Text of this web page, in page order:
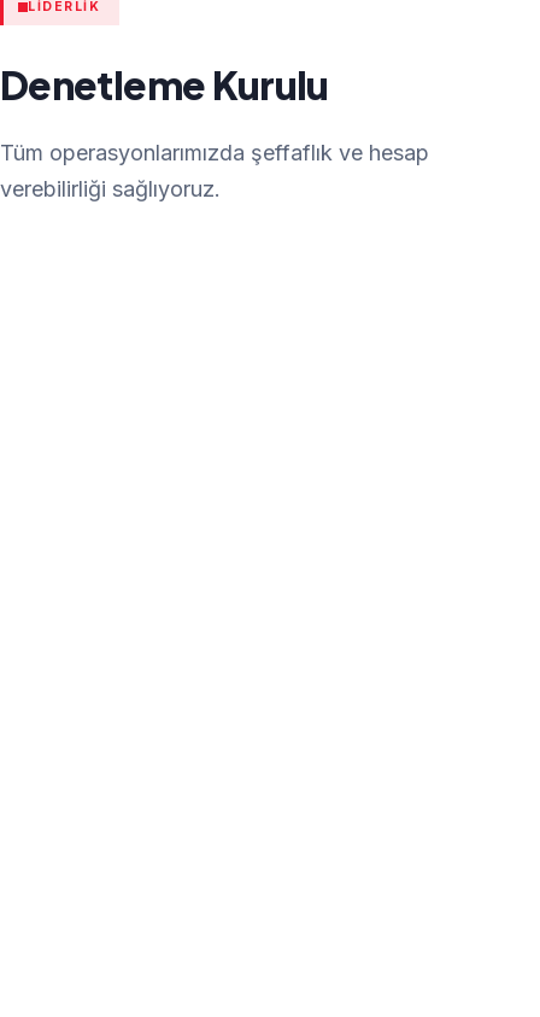
LIDERLIK
Denetleme Kurulu
Tüm operasyonlarımızda şeffaflık ve hesap
verebilirliği sağlıyoruz.